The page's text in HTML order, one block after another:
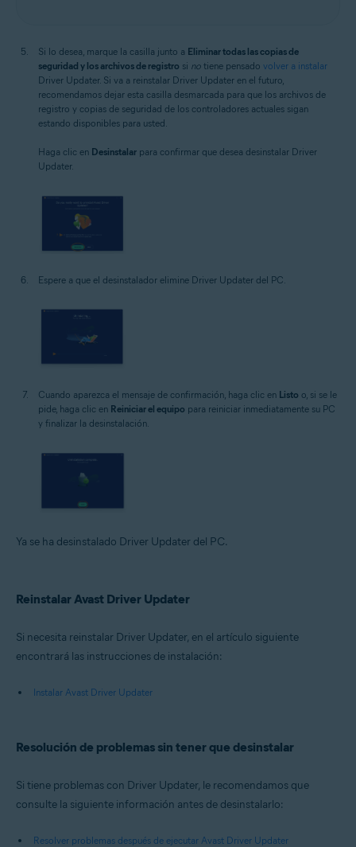
Si lo desea, marque la casilla junto a Eliminar todas las copias de
seguridad y los archivos de registro si no tiene pensado volver a instalar
Driver Updater. Si va a reinstalar Driver Updater en el futuro,
recomendamos dejar esta casilla desmarcada para que los archivos de
registro y copias de seguridad de los controladores actuales sigan
estando disponibles para usted.
Haga clic en Desinstalar para confirmar que desea desinstalar Driver
Updater.
Espere a que el desinstalador elimine Driver Updater del PC.
Cuando aparezca el mensaje de confirmación, haga clic en Listo o, si se le
pide, haga clic en Reiniciar el equipo para reiniciar inmediatamente su PC
y finalizar la desinstalación.
Ya se ha desinstalado Driver Updater del PC.
Reinstalar Avast Driver Updater
Si necesita reinstalar Driver Updater, en el artículo siguiente
encontrará las instrucciones de instalación:
Instalar Avast Driver Updater
Resolución de problemas sin tener que desinstalar
Si tiene problemas con Driver Updater, le recomendamos que
consulte la siguiente información antes de desinstalarlo:
Resolver problemas después de ejecutar Avast Driver Updater